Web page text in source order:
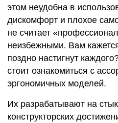
этом неудобна в
дискомфорт и плохое
не считает
неизбежными. Вам
поздно настигнут
стоит ознакомиться с
эргономичных моделей.
Их разрабатывают на
конструкторских